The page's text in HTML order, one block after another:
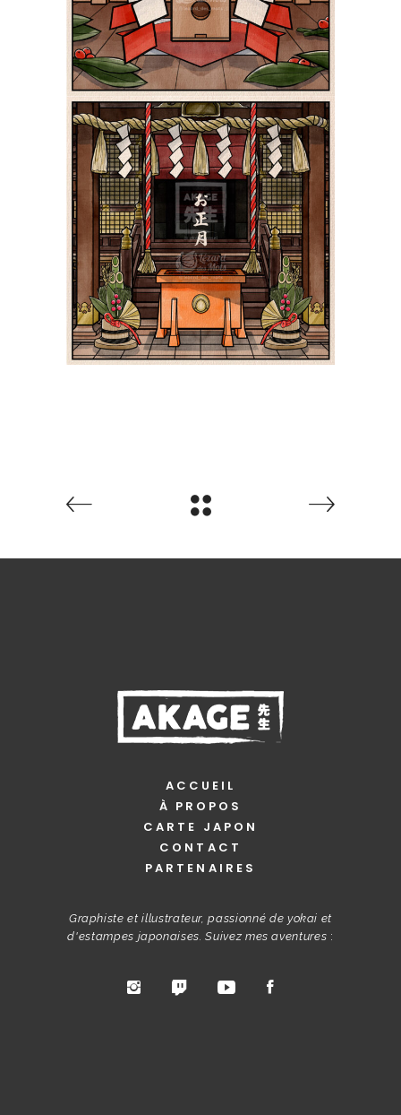
Le Nouvel An au Japon
お正月 | Shiki 四季
Paysages
ACCUEIL
À PROPOS
CARTE JAPON
CONTACT
PARTENAIRES
Graphiste et illustrateur, passionné de yokai et
d'estampes japonaises. Suivez mes aventures :